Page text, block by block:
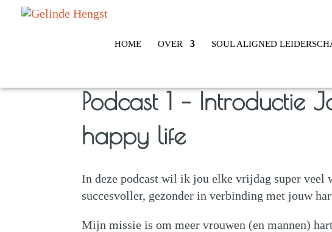
HOME OVER SOUL ALIGNED
Podcast 1 – Introductie
happy life
In deze podcast wil ik jou elke vrijdag super veel
succesvoller, gezonder in verbinding met jouw
Mijn missie is om meer vrouwen (en mannen)